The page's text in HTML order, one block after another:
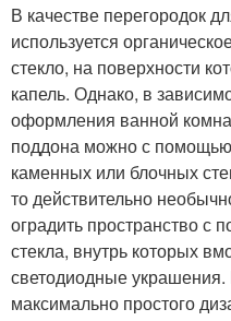
В качестве перегородок
используется
стекло, на поверхности
капель. Однако, в
оформления ванной
поддона можно с
каменных или блочных
то действительно
оградить пространство с
стекла, внутрь которых
светодиодные
максимально простого